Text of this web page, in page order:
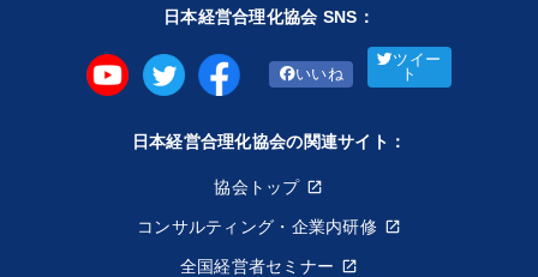
日本経営合理化協会 SNS：
いいね
ツイー
ト
日本経営合理化協会の関連サイト：
協会トップ
コンサルティング・企業内研修
全国経営者セミナー